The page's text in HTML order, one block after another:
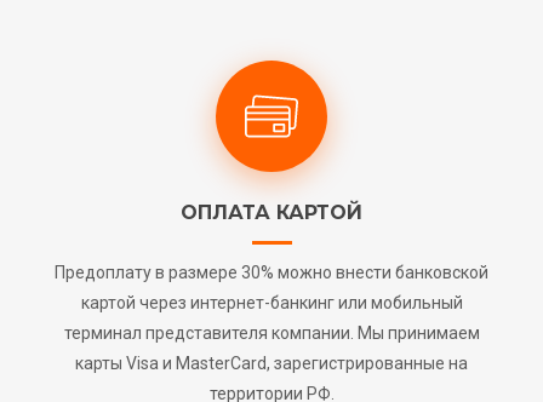
ОПЛАТА КАРТОЙ
Предоплату в размере 30% можно внести банковской
картой через интернет-банкинг или мобильный
терминал представителя компании. Мы принимаем
карты Visa и MasterCard, зарегистрированные на
территории РФ.